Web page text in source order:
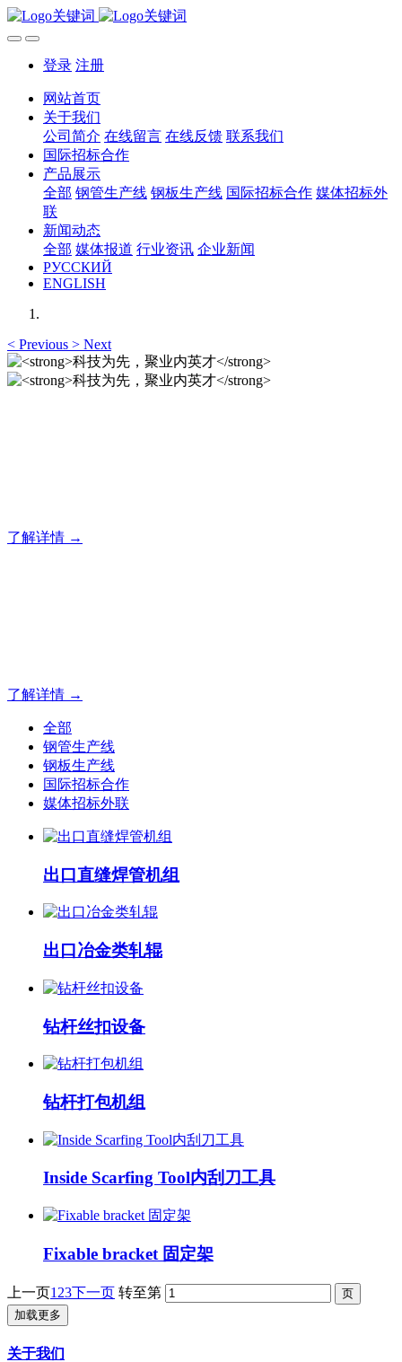
登录 注册
网站首页
关于我们
公司简介 在线留言 在线反馈 联系我们
国际招标合作
产品展示
全部 钢管生产线 钢板生产线 国际招标合作 媒体招标外
联
新闻动态
全部 媒体报道 行业资讯 企业新闻
РУССКИЙ
ENGLISH
< Previous > Next
了解详情 →
了解详情 →
全部
钢管生产线
钢板生产线
国际招标合作
媒体招标外联
出口直缝焊管机组
出口冶金类轧辊
钻杆丝扣设备
钻杆打包机组
Inside Scarfing Tool内刮刀工具
Fixable bracket 固定架
上一页1 23下一页 转至第
加载更多
关于我们